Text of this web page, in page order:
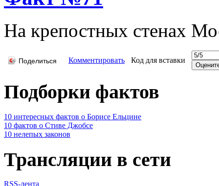
На крепостных стенах
Поделиться Комментировать Код для вставки
Подборки фактов
10 интересных фактов о Борисе Ельцине
10 фактов о Стиве Джобсе
10 нелепых законов
Трансляции в сети
RSS-лента